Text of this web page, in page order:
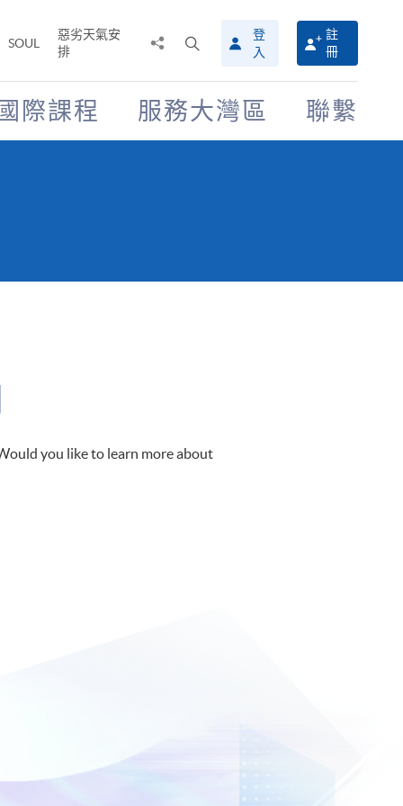
SOUL
惡劣天氣安
排
搜
尋
介
面
登
入
註
冊
際課程 服務大灣區 聯繫
you like to learn more about